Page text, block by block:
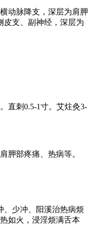
动脉降支，深层为肩胛
皮支、副神经，深层为
直刺0.5-1寸。艾炷灸3-
胛部疼痛、热病等。
、少冲、阳溪治热病烦
如火，浸淫烦满舌本